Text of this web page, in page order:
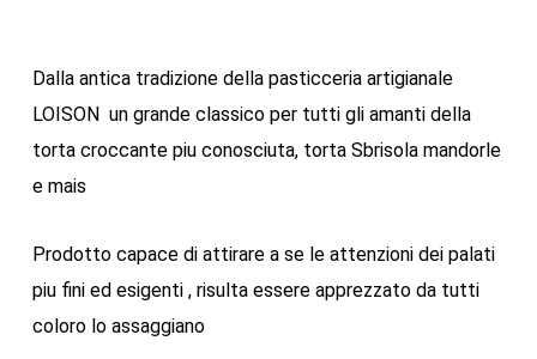
Dalla antica tradizione della pasticceria artigianale
LOISON un grande classico per tutti gli amanti della
torta croccante piu conosciuta, torta Sbrisola mandorle
e mais
Prodotto capace di attirare a se le attenzioni dei palati
piu fini ed esigenti , risulta essere apprezzato da tutti
coloro lo assaggiano